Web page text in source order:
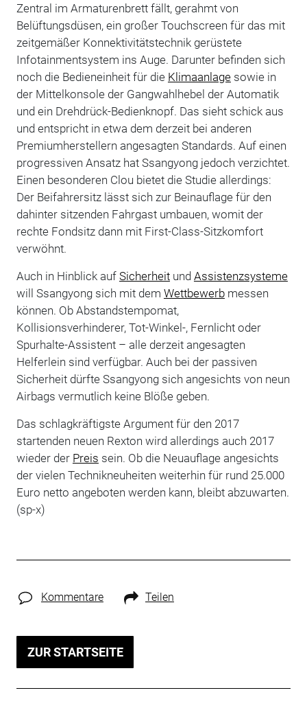
Zentral im Armaturenbrett fällt, gerahmt von
Belüftungsdüsen, ein großer Touchscreen für das mit
zeitgemäßer Konnektivitätstechnik gerüstete
Infotainmentsystem ins Auge. Darunter befinden sich
noch die Bedieneinheit für die Klimaanlagesowie in
der Mittelkonsole der Gangwahlhebel der Automatik
und ein Drehdrück-Bedienknopf. Das sieht schick aus
und entspricht in etwa dem derzeit bei anderen
Premiumherstellern angesagten Standards. Auf einen
progressiven Ansatz hat Ssangyong jedoch verzichtet.
Einen besonderen Clou bietet die Studie allerdings:
Der Beifahrersitz lässt sich zur Beinauflage für den
dahinter sitzenden Fahrgast umbauen, womit der
rechte Fondsitz dann mit First-Class-Sitzkomfort
verwöhnt.
Auch in Hinblick auf Sicherheitund Assistenzsysteme
will Ssangyong sich mit dem Wettbewerbmessen
können. Ob Abstandstempomat,
Kollisionsverhinderer, Tot-Winkel-, Fernlicht oder
Spurhalte-Assistent – alle derzeit angesagten
Helferlein sind verfügbar. Auch bei der passiven
Sicherheit dürfte Ssangyong sich angesichts von neun
Airbags vermutlich keine Blöße geben.
Das schlagkräftigste Argument für den 2017
startenden neuen Rexton wird allerdings auch 2017
wieder der Preis sein. Ob die Neuauflage angesichts
der vielen Technikneuheiten weiterhin für rund 25.000
Euro netto angeboten werden kann, bleibt abzuwarten.
(sp-x)
Kommentare Teilen
ZUR STARTSEITE